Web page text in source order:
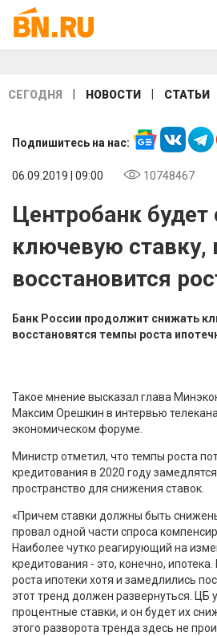
СЕГОДНЯ НОВОСТИ СТАТЬИ
Подпишитесь на нас:
06.09.2019 | 09:00 10748467
Центробанк
ключевую ставку,
восстановится
Банк России продолжит снижать
восстановятся темпы роста
Такое мнение высказал глава
Максим Орешкин в интервью
экономическом форуме.
Министр отметил, что темпы роста
кредитования в 2020 году
пространство для снижения ставок.
«Причем ставки должны быть
провал одной части спроса
Наиболее чутко реагирующий на
кредитования - это, конечно,
роста ипотеки хотя и замедлились
этот тренд должен развернуться. ЦБ
процентные ставки, и он будет их
этого разворота тренда здесь не